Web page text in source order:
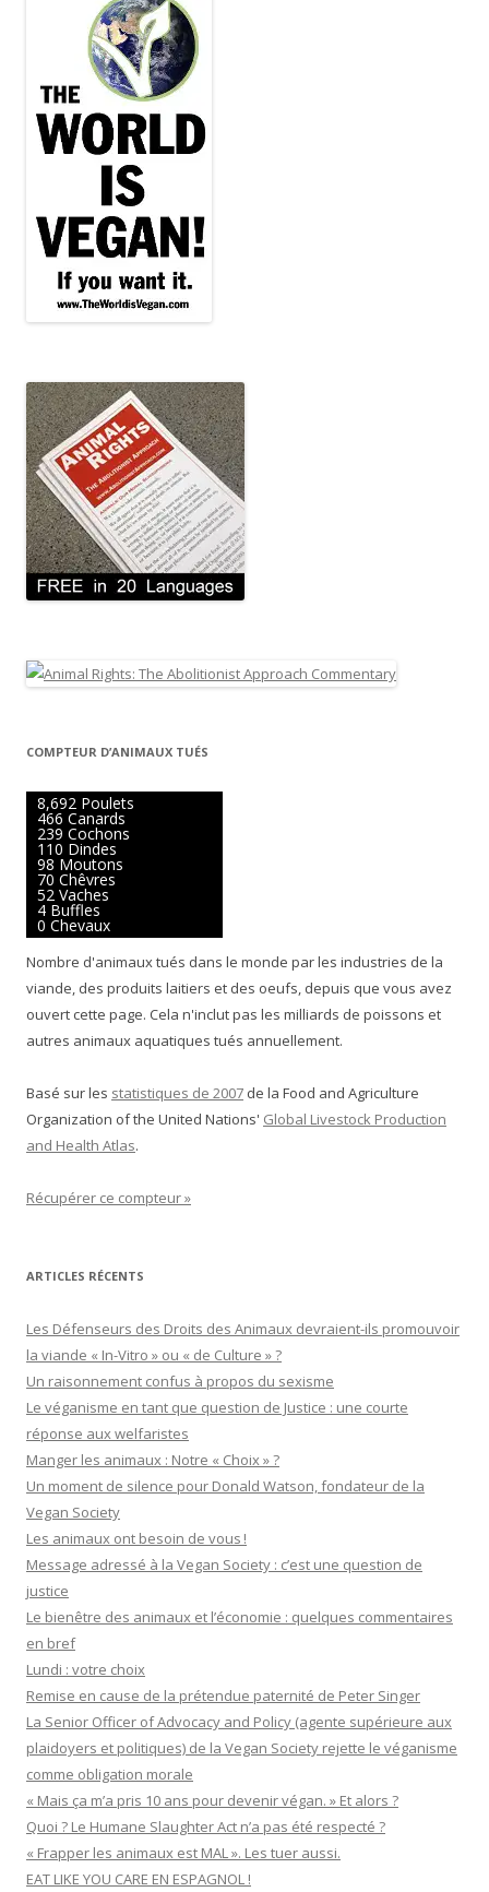
COMPTEUR D’ANIMAUX TUÉS
9,482 Poulets
508 Canards
261 Cochons
120 Dindes
107 Moutons
76 Chêvres
57 Vaches
4 Buffles
0 Chevaux
Nombre d'animaux tués dans le monde par les industries de la
viande, des produits laitiers et des oeufs, depuis que vous avez
ouvert cette page. Cela n'inclut pas les milliards de poissons et
autres animaux aquatiques tués annuellement.
Basé sur les statistiques de 2007 de la Food and Agriculture
Organization of the United Nations' Global Livestock Production
and Health Atlas.
Récupérer ce compteur »
ARTICLES RÉCENTS
Les Défenseurs des Droits des Animaux devraient-ils promouvoir
la viande « In-Vitro » ou « de Culture » ?
Un raisonnement confus à propos du sexisme
Le véganisme en tant que question de Justice : une courte
réponse aux welfaristes
Manger les animaux : Notre « Choix » ?
Un moment de silence pour Donald Watson, fondateur de la
Vegan Society
Les animaux ont besoin de vous !
Message adressé à la Vegan Society : c’est une question de
justice
Le bienêtre des animaux et l’économie : quelques commentaires
en bref
Lundi : votre choix
Remise en cause de la prétendue paternité de Peter Singer
La Senior Officer of Advocacy and Policy (agente supérieure aux
plaidoyers et politiques) de la Vegan Society rejette le véganisme
comme obligation morale
« Mais ça m’a pris 10 ans pour devenir végan. » Et alors ?
Quoi ? Le Humane Slaughter Act n’a pas été respecté ?
« Frapper les animaux est MAL ». Les tuer aussi.
EAT LIKE YOU CARE EN ESPAGNOL !